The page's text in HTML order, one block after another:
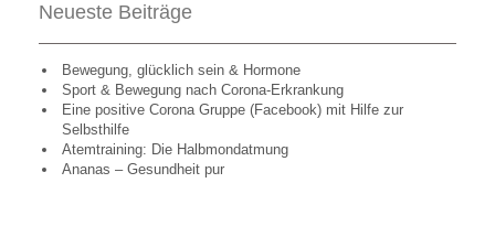
Neueste Beiträge
Bewegung, glücklich sein & Hormone
Sport & Bewegung nach Corona-Erkrankung
Eine positive Corona Gruppe (Facebook) mit Hilfe zur
Selbsthilfe
Atemtraining: Die Halbmondatmung
Ananas – Gesundheit pur